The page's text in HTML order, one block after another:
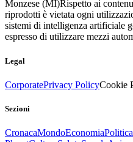
Monzese (MI)Rispetto ai
riprodotti è vietata ogni
sistemi di intelligenza artificiale
espresso di utilizzare mezzi
Legal
CorporatePrivacy PolicyCookie
Sezioni
CronacaMondoEconomiaPolitica